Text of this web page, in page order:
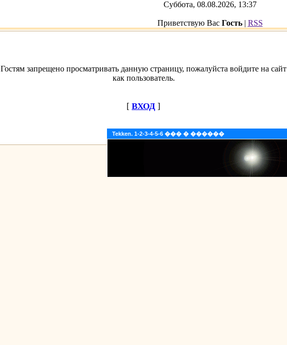
Суббота, 08.08.2026, 13:37
Приветствую Вас Гость| RSS
Tekken. 1-2-3-4-5-6 ��� � ������
Гостям запрещено просматривать данную страницу, пожалуйста войдите на сайт
как пользователь.
[ ВХОД ]